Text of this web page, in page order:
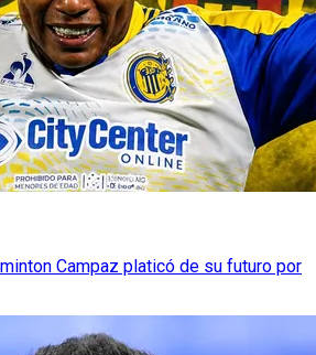
Campaz platicó de su futuro por